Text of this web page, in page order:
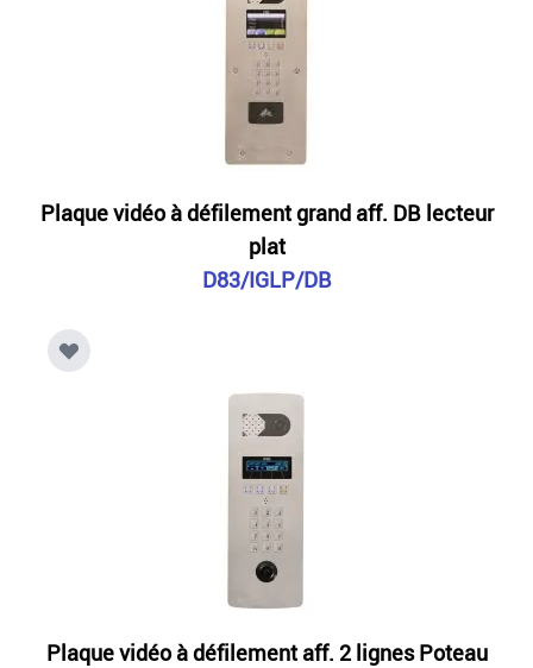
Plaque vidéo à défilement grand aff. DB lecteur
plat
D83/IGLP/DB
Plaque vidéo à défilement aff. 2 lignes Poteau